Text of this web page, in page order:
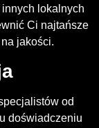
lokalnych
Ci najtańsze
jakości.
od
doświadczeniu